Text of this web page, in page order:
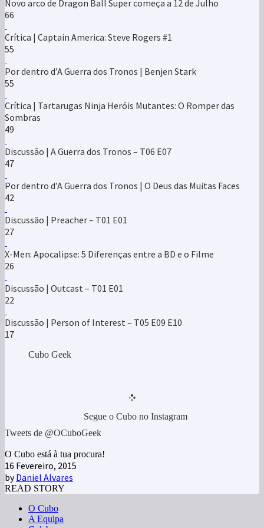
Novo arco de Dragon Ball Super começa a 12 de Julho
66
Crítica | Captain America: Steve Rogers #1
55
Por dentro d’A Guerra dos Tronos | Benjen Stark
55
Crítica | Tartarugas Ninja Heróis Mutantes: O Romper das
Sombras
49
Discussão | A Guerra dos Tronos – T06 E07
47
Por dentro d’A Guerra dos Tronos | O Deus das Muitas Faces
42
Discussão | Preacher – T01 E01
27
X-Men: Apocalipse: 5 Diferenças entre a BD e o Filme
26
Discussão | Outcast – T01 E01
22
Discussão | Person of Interest – T05 E09 E10
17
Cubo Geek
Segue o Cubo no Instagram
Tweets de @OCuboGeek
O Cubo está à tua procura!
16 Fevereiro, 2015
byDaniel Alvares
READ STORY
O Cubo
A Equipa